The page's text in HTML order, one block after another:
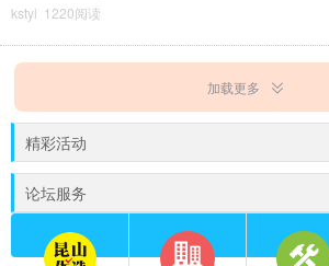
kstyl 1220阅读
加载更多
精彩活动
论坛服务